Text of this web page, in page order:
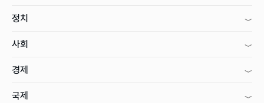
정치
사회
경제
국제